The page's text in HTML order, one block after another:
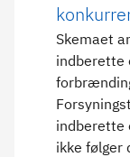
Skemaet
indberette
indberette
ikke følger